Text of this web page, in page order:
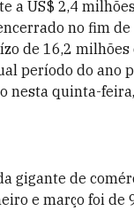
a US$ 2,4
no fim de
de 16,2 milhões
período do ano
nesta quinta-
gigante de
e março foi de